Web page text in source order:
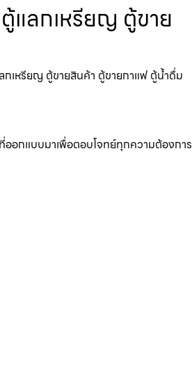
แลกเหรียญ ตู้ขาย
กเหรียญ ตู้ขายสินค้า ตู้ขายกาแฟ ตู้น้ำดื่ม
ออกแบบมาเพื่อตอบโจทย์ทุกความต้องการ